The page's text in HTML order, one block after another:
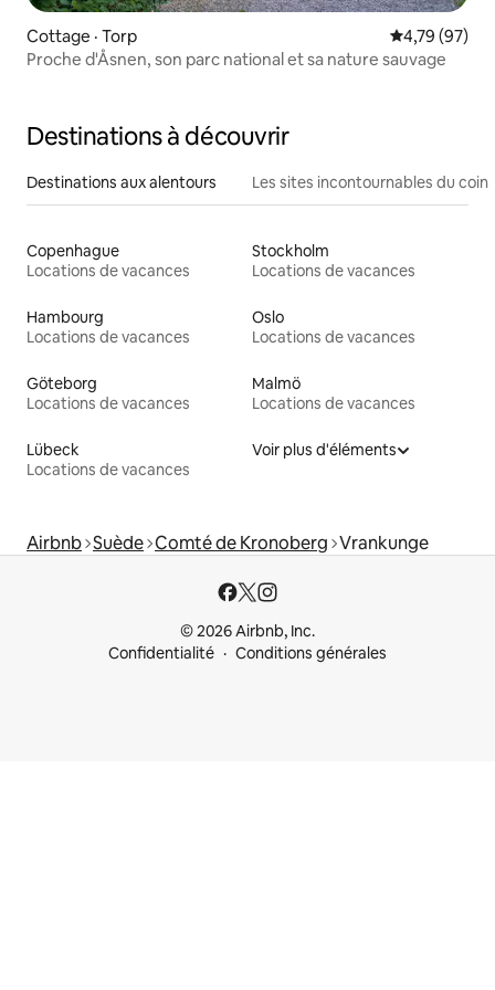
Cottage · Torp Note
4,79 (97)
Proche d'Åsnen, son parc national et sa nature sauvage
Destinations à découvrir
Destinations aux alentours Les sites incontournables du coin
Copenhague
Locations de vacances
Stockholm
Locations de vacances
Hambourg
Locations de vacances
Oslo
Locations de vacances
Göteborg
Locations de vacances
Malmö
Locations de vacances
Lübeck
Locations de vacances
Voir plus d'éléments
Airbnb Suède Comté de Kronoberg Vrankunge
© 2026 Airbnb, Inc.
Confidentialité
Conditions générales